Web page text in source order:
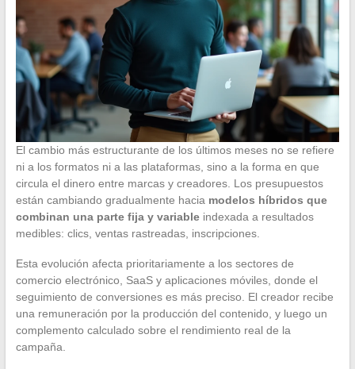
El cambio más estructurante de los últimos meses no se refiere
ni a los formatos ni a las plataformas, sino a la forma en que
circula el dinero entre marcas y creadores. Los presupuestos
están cambiando gradualmente hacia modelos híbridos que
combinan una parte fija y variableindexada a resultados
medibles: clics, ventas rastreadas, inscripciones.
Esta evolución afecta prioritariamente a los sectores de
comercio electrónico, SaaS y aplicaciones móviles, donde el
seguimiento de conversiones es más preciso. El creador recibe
una remuneración por la producción del contenido, y luego un
complemento calculado sobre el rendimiento real de la
campaña.